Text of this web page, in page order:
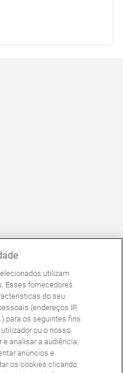
reservados | 2025
utilizam
Esses fornecedores
do seu
(endereços IP,
para os seguintes fins:
ou o nosso
e analisar a audiência;
anúncios e
os cookies clicando